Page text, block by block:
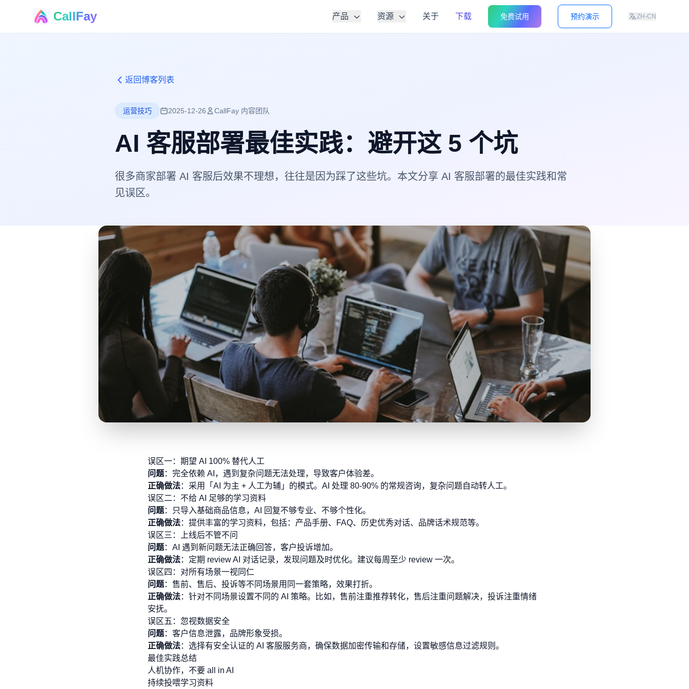
CallFay 产品 资源 关于 下载 免费试用 预约演示 ZH-CN
返回博客列表
运营技巧 2025-12-26 CallFay 内容团队
AI 客服部署最佳实践：避开这 5 个坑
很多商家部署 AI 客服后效果不理想，往往是因为踩了这些坑。本文分享 AI 客服部署的最佳实践和常
见误区。
误区一：期望 AI 100% 替代人工
问题：完全依赖 AI，遇到复杂问题无法处理，导致客户体验差。
正确做法：采用「AI 为主 + 人工为辅」的模式。AI 处理 80-90% 的常规咨询，复杂问题自动转人工。
误区二：不给 AI 足够的学习资料
问题：只导入基础商品信息，AI 回复不够专业、不够个性化。
正确做法：提供丰富的学习资料，包括：产品手册、FAQ、历史优秀对话、品牌话术规范等。
误区三：上线后不管不问
问题：AI 遇到新问题无法正确回答，客户投诉增加。
正确做法：定期 review AI 对话记录，发现问题及时优化。建议每周至少 review 一次。
误区四：对所有场景一视同仁
问题：售前、售后、投诉等不同场景用同一套策略，效果打折。
正确做法：针对不同场景设置不同的 AI 策略。比如，售前注重推荐转化，售后注重问题解决，投诉注重情绪
安抚。
误区五：忽视数据安全
问题：客户信息泄露，品牌形象受损。
正确做法：选择有安全认证的 AI 客服服务商，确保数据加密传输和存储，设置敏感信息过滤规则。
最佳实践总结
人机协作，不要 all in AI
持续投喂学习资料